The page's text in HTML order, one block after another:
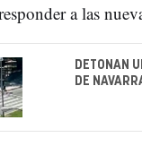
a las
DETONAN
DE